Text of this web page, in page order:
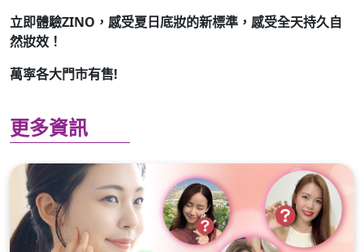
立即體驗ZINO ，感受夏日底妝的新標準，感受全天持久自
然妝效！
萬寜各大門市有售!
更多資訊